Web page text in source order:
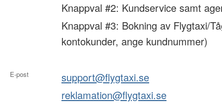
Knappval #2: Kundservice samt
Knappval #3: Bokning av Flygtaxi/
kontokunder, ange kundnummer)
E-post
support@flygtaxi.se
reklamation@flygtaxi.se